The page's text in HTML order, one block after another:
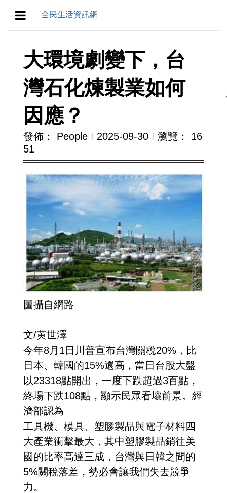
全民生活資訊網
教育/五育/五創
人生/生存/生活
產業/經濟
政治/政黨
農業/技術/肥飼料/農藥/產銷
食品/衛生/醫療/照護
運動/體育/休閒/育樂
兩岸/大陸
寵物/動保
婦女/孩童
健康/養生
命理/信仰/宗教/宮廟/教會
演講/發表會/論壇/研討會
內政/社會/福利/弱勢/慈善
大環境劇變下，台
灣石化煉製業如何
因應？
發佈： People Ι 2025-09-30 Ι 瀏覽： 16
51
圖攝自網路
文/黄世澤
今年8月1日川普宣布台灣關稅20%，比
日本、韓國的15%還高，當日台股大盤
以23318點開出，一度下跌超過3百點，
終場下跌108點，顯示民眾看壞前景。經
濟部認為
工具機、模具、塑膠製品與電子材料四
大產業衝擊最大，其中塑膠製品銷往美
國的比率高達三成，台灣與日韓之間的
5%關稅落差，勢必會讓我們失去競爭
力。